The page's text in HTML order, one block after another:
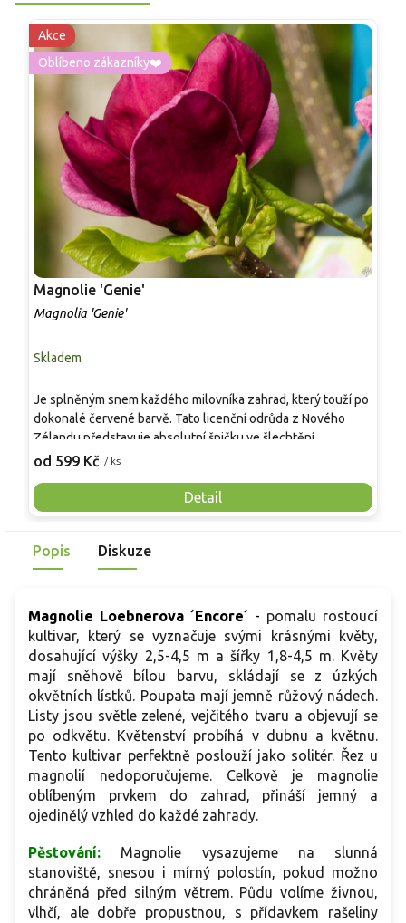
Akce
Oblíbeno zákazníky❤️
Magnolie 'Genie'
Magnolia 'Genie'
Skladem
od 599 Kč / ks
Detail
Je splněným snem každého milovníka zahrad, který touží po
dokonalé červené barvě. Tato licenční odrůda z Nového
Zélandu představuje absolutní špičku ve šlechtění
šácholanů. Hlavním důvodem ke koupi je neuvěřitelná
vínová, téměř černá poupata se otevírají do pevných,
tulipánovitých květů sytě rubínového odstínu. Díky
kompaktnímu, pomalému růstu se 'Genie'® vejde i do malých
předzahrádek či ozdobných nádob na terasy. Rostlina je
vysoce mrazuvzdorná a při správné péči nabízí bonus v
sezónu krásy vaší zahrady.
Popis Diskuze
Magnolie Loebnerova ´Encore´ - pomalu rostoucí
kultivar, který se vyznačuje svými krásnými květy,
dosahující výšky 2,5-4,5 m a šířky 1,8-4,5 m. Květy
mají sněhově bílou barvu, skládají se z úzkých
okvětních lístků. Poupata mají jemně růžový nádech.
Listy jsou světle zelené, vejčitého tvaru a objevují se
po odkvětu. Květenství probíhá v dubnu a květnu.
Tento kultivar perfektně poslouží jako solitér. Řez u
magnolií nedoporučujeme. Celkově je magnolie
oblíbeným prvkem do zahrad, přináší jemný a
ojedinělý vzhled do každé zahrady.
Pěstování: Magnolie vysazujeme na slunná
stanoviště, snesou i mírný polostín, pokud možno
chráněná před silným větrem. Půdu volíme živnou,
vlhčí, ale dobře propustnou, s přídavkem rašeliny